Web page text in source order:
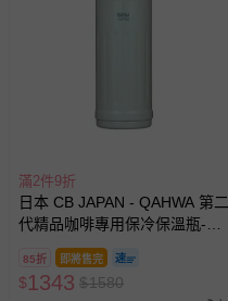
滿2件9折
日本 CB JAPAN - QAHWA 第二
代精品咖啡專用保冷保溫瓶-石
青綠-210g
85折 即將售完
$1343 $1580